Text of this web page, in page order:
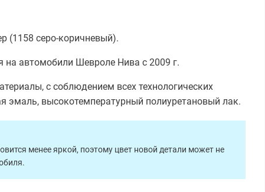
(1158 серо-коричневый).
на автомобили Шевроле Нива с 2009 г.
с соблюдением всех технологических
эмаль, высокотемпературный полиуретановый лак.
менее яркой, поэтому цвет новой детали может не